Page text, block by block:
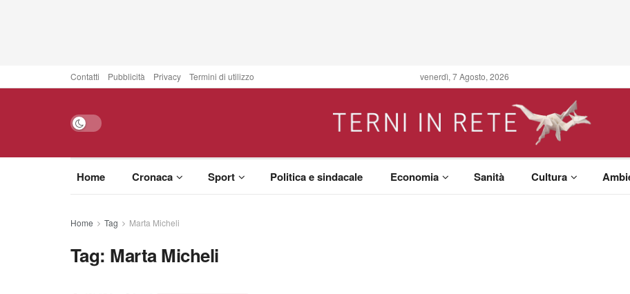
Contatti Pubblicità Privacy Termini di utilizzo venerdì, 7 Agosto, 2026
Home Cronaca Sport Politica e sindacale Economia Sanità Cultura
Home Tag Marta Micheli
Tag: Marta Micheli